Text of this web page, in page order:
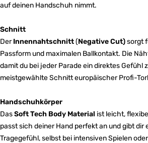
auf deinen Handschuh nimmt.
Schnitt
DerInnennahtschnitt(Negative Cut)sorgt
Passform und maximalen Ballkontakt. Die
damit du bei jeder Parade ein direktes Gefühl
meistgewählte Schnitt europäischer Profi-
Handschuhkörper
DasSoft Tech Body Material ist leicht,
passt sich deiner Hand perfekt an und gibt dir
Tragegefühl, selbst bei intensiven Spielen